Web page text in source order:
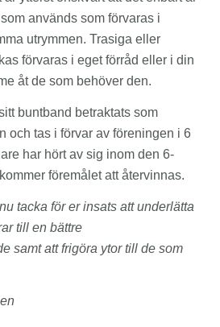
används som förvaras i
utrymmen. Trasiga eller
förvaras i eget förråd eller i din
åt de som behöver den.
buntband betraktats som
och tas i förvar av föreningen i 6
har hört av sig inom den 6-
föremålet att återvinnas.
tacka för er insats att underlätta
till en bättre
samt att frigöra ytor till de som